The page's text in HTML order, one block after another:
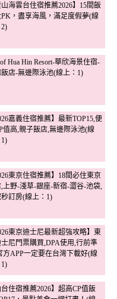
山海雲台住宿推薦2026】15間飯
PK，盡享海風，滿足度假夢(線
2)
Hua Hin Resort-華欣海景住宿-
店-無邊際泳池(線上：1)
嘉義住宿推薦】最新TOP15,便
值高,親子飯店,無邊際泳池(線
1)
東京住宿推薦】18間必住東京
上野-淺草-銀座-新宿-澀谷-池袋,
訂房(線上：1)
東京迪士尼最新超強攻略】東
尼門票購買,DPA使用,行前準
方APP一定要在台灣下載好(線
1)
台住宿推薦2026】超高CP值飯